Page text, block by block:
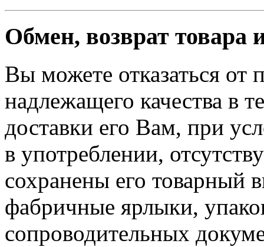
Обмен, возврат товара
Вы можете отказаться от
надлежащего качества в
доставки его Вам, при
в употреблении,
сохранены его товарный
фабричные ярлыки,
сопроводительных